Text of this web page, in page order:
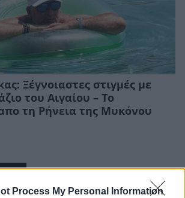
Process My Personal Information
Ξέγνοιαστες στιγμές με
του Αιγαίου – Το
τη Ρήνεια της Μυκόνου